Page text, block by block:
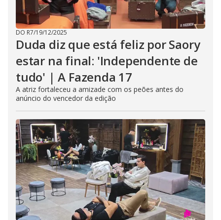
DO R7/19/12/2025
Duda diz que está feliz por Saory
estar na final: 'Independente de
tudo' | A Fazenda 17
A atriz fortaleceu a amizade com os peões antes do
anúncio do vencedor da edição